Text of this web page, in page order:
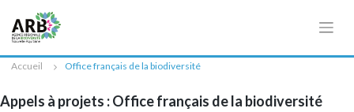
Accueil Office français de la biodiversité
Appels à projets : Office français de la biodiversité